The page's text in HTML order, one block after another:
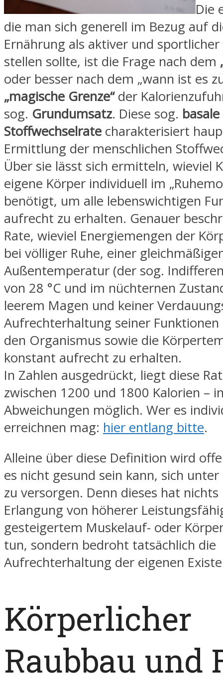
Die
die man sich generell im Bezug auf
Ernährung als aktiver und sportlicher
stellen sollte, ist die Frage nach dem
oder besser nach dem „wann ist es
„magische Grenze“der
sog. Grundumsatz. Diese sog. basale
Stoffwechselrate charakterisiert
Ermittlung der menschlichen
Über sie lässt sich ermitteln, wieviel
eigene Körper individuell im
benötigt, um alle lebenswichtigen
aufrecht zu erhalten. Genauer
Rate, wieviel Energiemengen der
bei völliger Ruhe, einer
Außentemperatur (der sog.
von 28 °C und im nüchternen
leerem Magen und keiner
Aufrechterhaltung seiner
den Organismus sowie die
konstant aufrecht zu erhalten.
In Zahlen ausgedrückt, liegt diese
zwischen 1200 und 1800 Kalorien –
Abweichungen möglich. Wer es
erreichnen mag: hier entlang bitte.
Alleine über diese Definition wird
es nicht gesund sein kann, sich
zu versorgen. Denn dieses hat
Erlangung von höherer
gesteigertem Muskelauf- oder
tun, sondern bedroht tatsächlich die
Aufrechterhaltung der eigenen
Körperlicher
Raubbau und